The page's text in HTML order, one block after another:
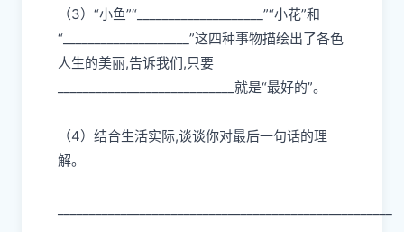
（3）“小鱼”“____________________”“小花”和
“____________________”这四种事物描绘出了各色
人生的美丽,告诉我们,只要
____________________________就是“最好的”。
（4）结合生活实际,谈谈你对最后一句话的理
解。